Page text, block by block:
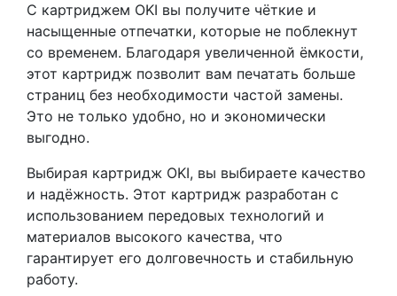
С картриджем OKI вы получите чёткие и
насыщенные отпечатки, которые не поблекнут
со временем. Благодаря увеличенной ёмкости,
этот картридж позволит вам печатать больше
страниц без необходимости частой замены.
Это не только удобно, но и экономически
выгодно.
Выбирая картридж OKI, вы выбираете качество
и надёжность. Этот картридж разработан с
использованием передовых технологий и
материалов высокого качества, что
гарантирует его долговечность и стабильную
работу.